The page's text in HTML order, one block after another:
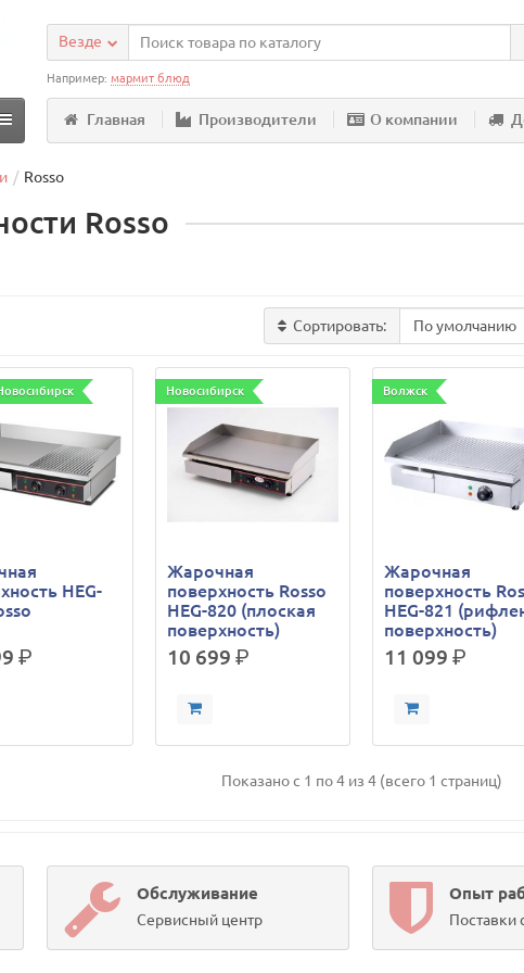
Везде
Например:мармит блюд
Главная Производители О компании
Rosso
Rosso
Сортировать:
HEG-
р.
Новосибирск
Жарочная
поверхность Rosso
HEG-820 (плоская
поверхность)
10 699р.
Волжск
Жарочная
поверхность
HEG-821
поверхность)
11 099 р.
Показано с 1 по 4 из 4 (всего 1 страниц)
Обслуживание
Сервисный центр
Опыт
Поставки